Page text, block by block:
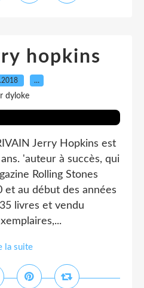
hopkins
…
dyloke
Jerry Hopkins est
'auteur à succès, qui
Rolling Stones
et au début des années
livres et vendu
la suite